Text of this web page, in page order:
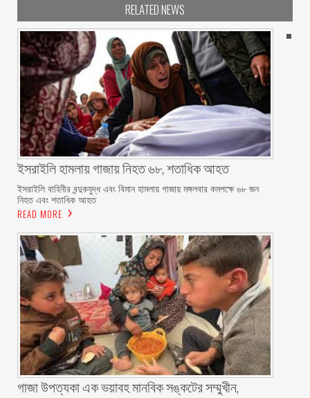
RELATED NEWS
ইসরাইলি হামলায় গাজায় নিহত ৬৮, শতাধিক আহত
ইসরাইলি বাহিনীর বন্দুকযুদ্ধ এবং বিমান হামলায় গাজায় মঙ্গলবার কমপক্ষে ৬৮ জন
নিহত এবং শতাধিক আহত
READ MORE
গাজা উপত্যকা এক ভয়াবহ মানবিক সঙ্কটের সম্মুখীন,